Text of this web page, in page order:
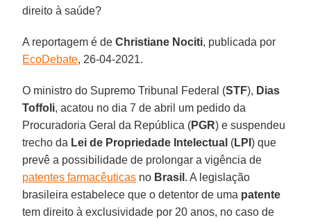
direito à saúde?
A reportagem é deChristiane Nociti, publicada por
EcoDebate, 26-04-2021.
O ministro do Supremo Tribunal Federal (STF), Dias
Toffoli, acatou no dia 7 de abril um pedido da
Procuradoria Geral da República (PGR) e suspendeu
trecho da Lei de Propriedade Intelectual (LPI) que
prevê a possibilidade de prolongar a vigência de
patentes farmacêuticas no Brasil . A legislação
brasileira estabelece que o detentor de uma patente
tem direito à exclusividade por 20 anos, no caso de